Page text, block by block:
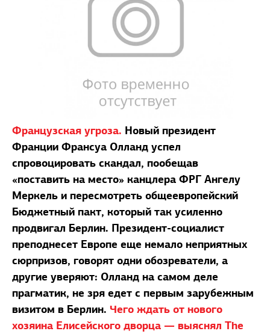
Французская угроза. Новый президент
Франции Франсуа Олланд успел
спровоцировать скандал, пообещав
«поставить на место» канцлера ФРГ Ангелу
Меркель и пересмотреть общеевропейский
Бюджетный пакт, который так усиленно
продвигал Берлин. Президент-социалист
преподнесет Европе еще немало неприятных
сюрпризов, говорят одни обозреватели, а
другие уверяют: Олланд на самом деле
прагматик, не зря едет с первым зарубежным
визитом в Берлин. Чего ждать от нового
хозяина Елисейского дворца — выяснял The